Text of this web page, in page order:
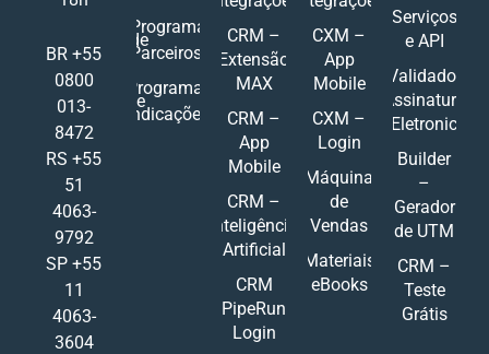
BR +55
0800
013-
8472
RS +55
51
4063-
9792
SP +55
11
4063-
3604
Programa
de
Parceiros
Programa
de
Indicações
CRM –
Extensão
MAX
CRM –
App
Mobile
CRM –
Inteligência
Artificial
CRM
PipeRun
Login
CXM –
App
Mobile
CXM –
Login
Máquina
de
Vendas
Materiais
eBooks
Serviços
e API
Validador
Assinatura
Eletronic
Builder
–
Gerador
de UTM
CRM –
Teste
Grátis